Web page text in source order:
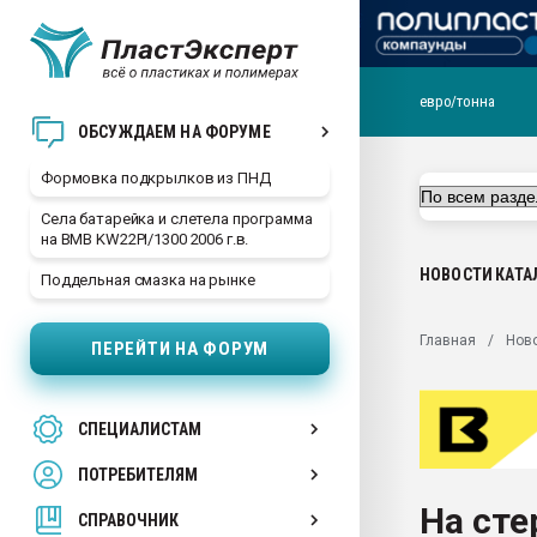
ОБСУЖДАЕМ НА ФОРУМЕ
Формовка подкрылков из ПНД
Села батарейка и слетела программа
на BMB KW22PI/1300 2006 г.в.
Поддельная смазка на рынке
ПЕРЕЙТИ НА ФОРУМ
СПЕЦИАЛИСТАМ
ПОТРЕБИТЕЛЯМ
СПРАВОЧНИК
29.07.2026 ФРП помог
Вакуум-формовочные
28.07.2026
первый план в
пластмасс
ситуацией на
евро/тонна
НОВОСТИ
Главная
На